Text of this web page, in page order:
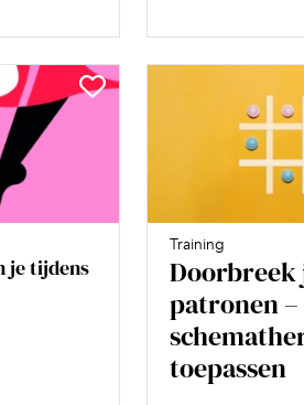
je tijdens
Training
Doorbreek
patronen –
toepassen